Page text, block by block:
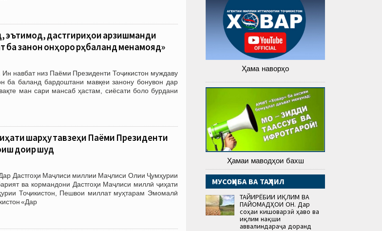
эътимод, дастгириҳои арзишманди
занон онҳоро рӯҳбаланд менамояд»
навбат низ Паёми Президенти Тоҷикистон муждаву
ба баланд бардоштани мавқеи занону бонувон дар
ман сари мансаб ҳастам, сиёсати боло бурдани
шарҳу тавзеҳи Паёми Президенти
доир шуд
Дастгоҳи Маҷлиси миллии Маҷлиси Олии Ҷумҳурии
ва кормандони Дастгоҳи Маҷлиси миллӣ ҷиҳати
Тоҷикистон, Пешвои миллат муҳтарам Эмомалӣ
«Дар
Ҳама наворҳо
Ҳамаи маводҳои бахш
МУСОҲИБА ВА ТАҲЛИЛ
ТАҒЙИРЁБИИ ИҚЛИМ ВА
ПАЙОМАДҲОИ ОН. Дар
соҳаи кишоварзӣ ҳаво ва
иқлим нақши
аввалиндараҷа доранд